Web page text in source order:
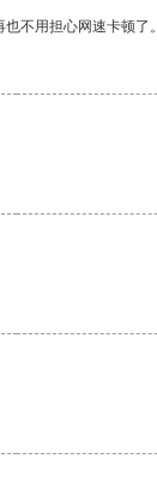
不用担心网速卡顿了。